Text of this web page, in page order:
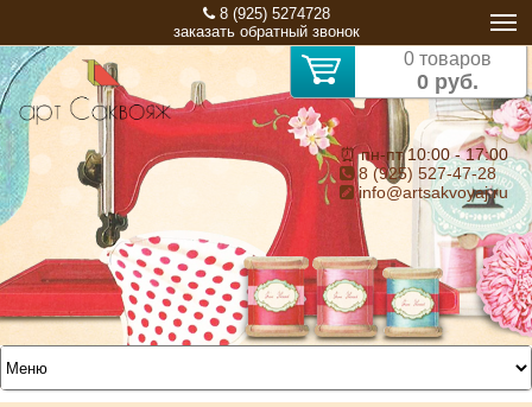
8 (925) 5274728
заказать обратный звонок
0 товаров
0 руб.
⏰ пн-пт 10:00 - 17:00
8 (925) 527-47-28
info@artsakvoyaj.ru